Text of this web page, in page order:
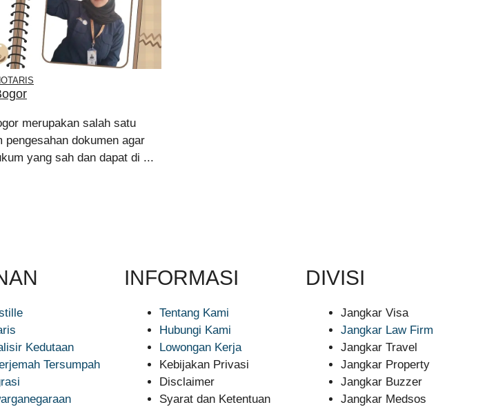
merupakan salah satu
pengesahan dokumen agar
yang sah dan dapat di ...
Kedutaan
Tersumpah
INFORMASI
Tentang Kami
Hubungi Kami
Lowongan Kerja
Kebijakan Privasi
Disclaimer
Syarat dan Ketentuan
DIVISI
Jangkar Visa
Jangkar Law Firm
Jangkar Travel
Jangkar Property
Jangkar Buzzer
Jangkar Medsos